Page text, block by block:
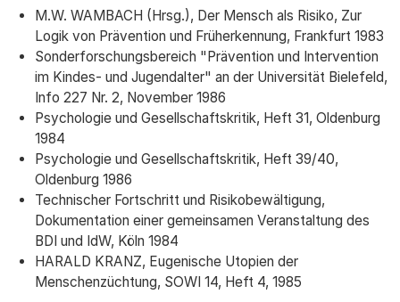
M.W. WAMBACH (Hrsg.), Der Mensch als Risiko, Zur
Logik von Prävention und Früherkennung, Frankfurt 1983
Sonderforschungsbereich "Prävention und Intervention
im Kindes- und Jugendalter" an der Universität Bielefeld,
Info 227 Nr. 2, November 1986
Psychologie und Gesellschaftskritik, Heft 31, Oldenburg
1984
Psychologie und Gesellschaftskritik, Heft 39/40,
Oldenburg 1986
Technischer Fortschritt und Risikobewältigung,
Dokumentation einer gemeinsamen Veranstaltung des
BDI und IdW, Köln 1984
HARALD KRANZ, Eugenische Utopien der
Menschenzüchtung, SOWI 14, Heft 4, 1985